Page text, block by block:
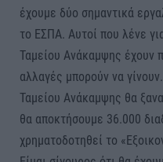
έχουμε δύο σημαντικά
το ΕΣΠΑ. Αυτοί που λένε
Ταμείου Ανάκαμψης έχουν
αλλαγές μπορούν να
Ταμείου Ανάκαμψης θα
θα αποκτήσουμε 36.000
χρηματοδοτηθεί το